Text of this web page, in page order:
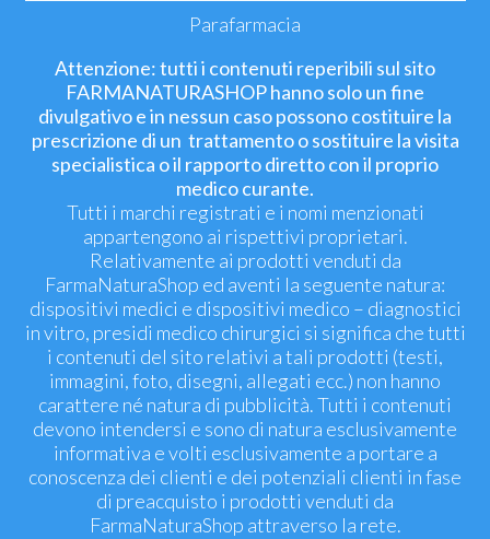
Parafarmacia
Attenzione: tutti i contenuti reperibili sul sito
FARMANATURASHOP hanno solo un fine
divulgativo e in nessun caso possono costituire la
prescrizione di un trattamento o sostituire la visita
specialistica o il rapporto diretto con il proprio
medico curante.
Tutti i marchi registrati e i nomi menzionati
appartengono ai rispettivi proprietari.
Relativamente ai prodotti venduti da
FarmaNaturaShop ed aventi la seguente natura:
dispositivi medici e dispositivi medico – diagnostici
in vitro, presidi medico chirurgici si significa che tutti
i contenuti del sito relativi a tali prodotti (testi,
immagini, foto, disegni, allegati ecc.) non hanno
carattere né natura di pubblicità. Tutti i contenuti
devono intendersi e sono di natura esclusivamente
informativa e volti esclusivamente a portare a
conoscenza dei clienti e dei potenziali clienti in fase
di preacquisto i prodotti venduti da
FarmaNaturaShop attraverso la rete.